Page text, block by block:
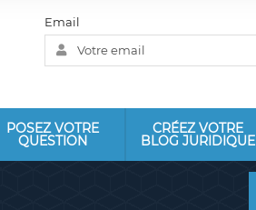
Email
POSEZ VOTRE
QUESTION
CRÉEZ VOTRE
BLOG JURIDIQUE